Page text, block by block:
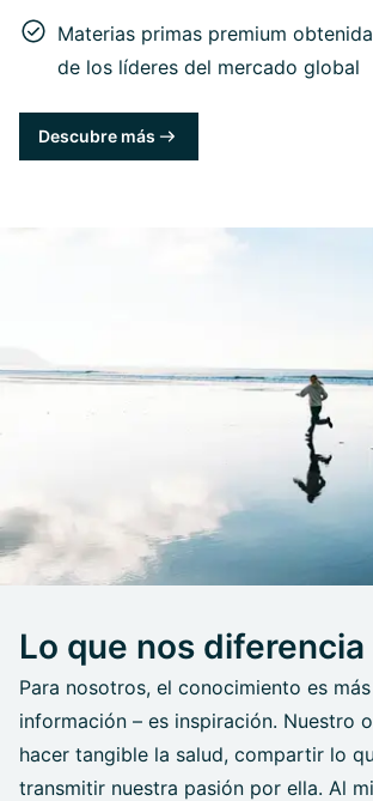
Materias primas premium
de los líderes del mercado global
Descubre más
Lo que nos diferencia
Para nosotros, el conocimiento es
información – es inspiración. Nuestro
hacer tangible la salud, compartir lo
transmitir nuestra pasión por ella. Al